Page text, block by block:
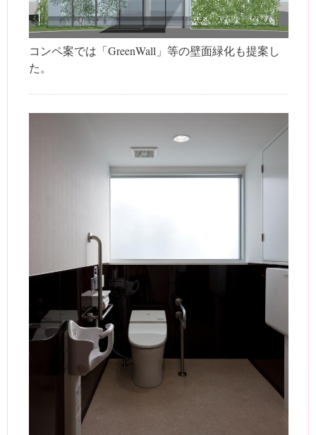
コンペ案では「GreenWall」等の壁面緑化も提案し
た。